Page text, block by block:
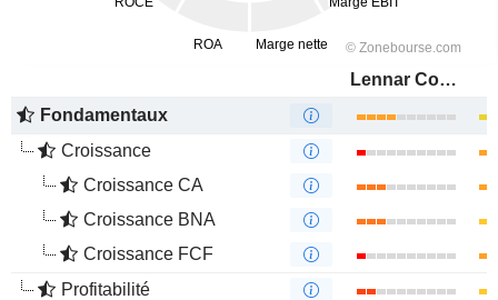
Lennar Corporation
Fondamentaux
Croissance
Croissance CA
Croissance BNA
Croissance FCF
Profitabilité